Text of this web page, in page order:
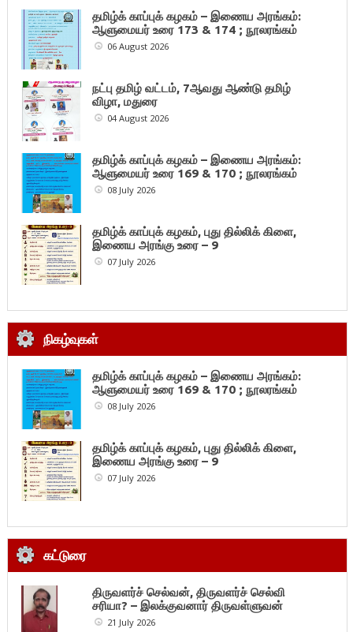
தமிழ்க் காப்புக் கழகம் – இணைய அரங்கம்:
ஆளுமையர் உரை 173 & 174 ; நூலரங்கம்
06 August 2026
நட்பு தமிழ் வட்டம், 7ஆவது ஆண்டு தமிழ்
விழா, மதுரை
04 August 2026
தமிழ்க் காப்புக் கழகம் – இணைய அரங்கம்:
ஆளுமையர் உரை 169 & 170 ; நூலரங்கம்
08 July 2026
தமிழ்க் காப்புக் கழகம், புது தில்லிக் கிளை,
இணைய அரங்கு உரை – 9
07 July 2026
நிகழ்வுகள்
தமிழ்க் காப்புக் கழகம் – இணைய அரங்கம்:
ஆளுமையர் உரை 169 & 170 ; நூலரங்கம்
08 July 2026
தமிழ்க் காப்புக் கழகம், புது தில்லிக் கிளை,
இணைய அரங்கு உரை – 9
07 July 2026
கட்டுரை
திருவளர்ச் செல்வன், திருவளர்ச் செல்வி
சரியா? – இலக்குவனார் திருவள்ளுவன்
21 July 2026